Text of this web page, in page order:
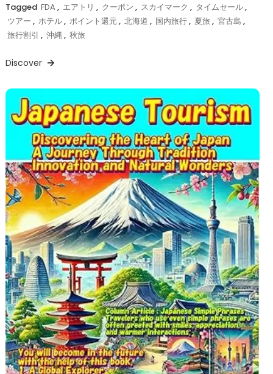
Tagged FDA , エアトリ , クーポン , スカイマーク , タイムセール,
ツアー , ホテル, ポイント還元, 北海道 , 国内旅行, 夏旅, 宮古島 ,
旅行割引 , 沖縄, 秋旅
Discover